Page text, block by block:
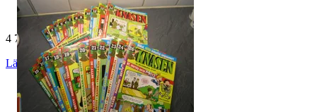
4 773 omdömen
Läs omdömen Följ